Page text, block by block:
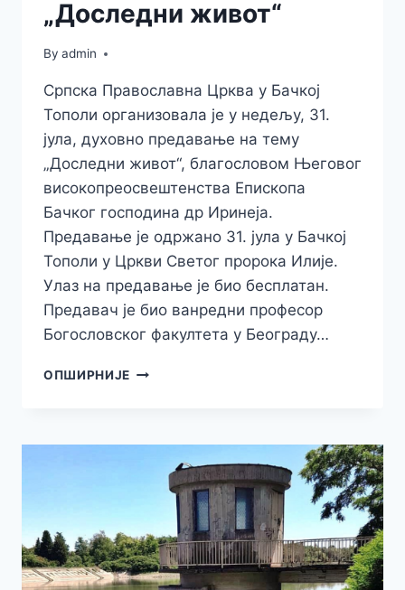
„Доследни живот“
By admin
Српска Православна Црква у Бачкој
Тополи организовала је у недељу, 31.
јула, духовно предавање на тему
„Доследни живот“, благословом Његовог
високопреосвештенства Епископа
Бачког господина др Иринеја.
Предавање је одржано 31. јула у Бачкој
Тополи у Цркви Светог пророка Илије.
Улаз на предавање је био бесплатан.
Предавач је био ванредни професор
Богословског факултета у Београду…
ОПШИРНИЈЕ ОДРЖАНО
„ДОСЛЕДНИ
ЖИВОТ“